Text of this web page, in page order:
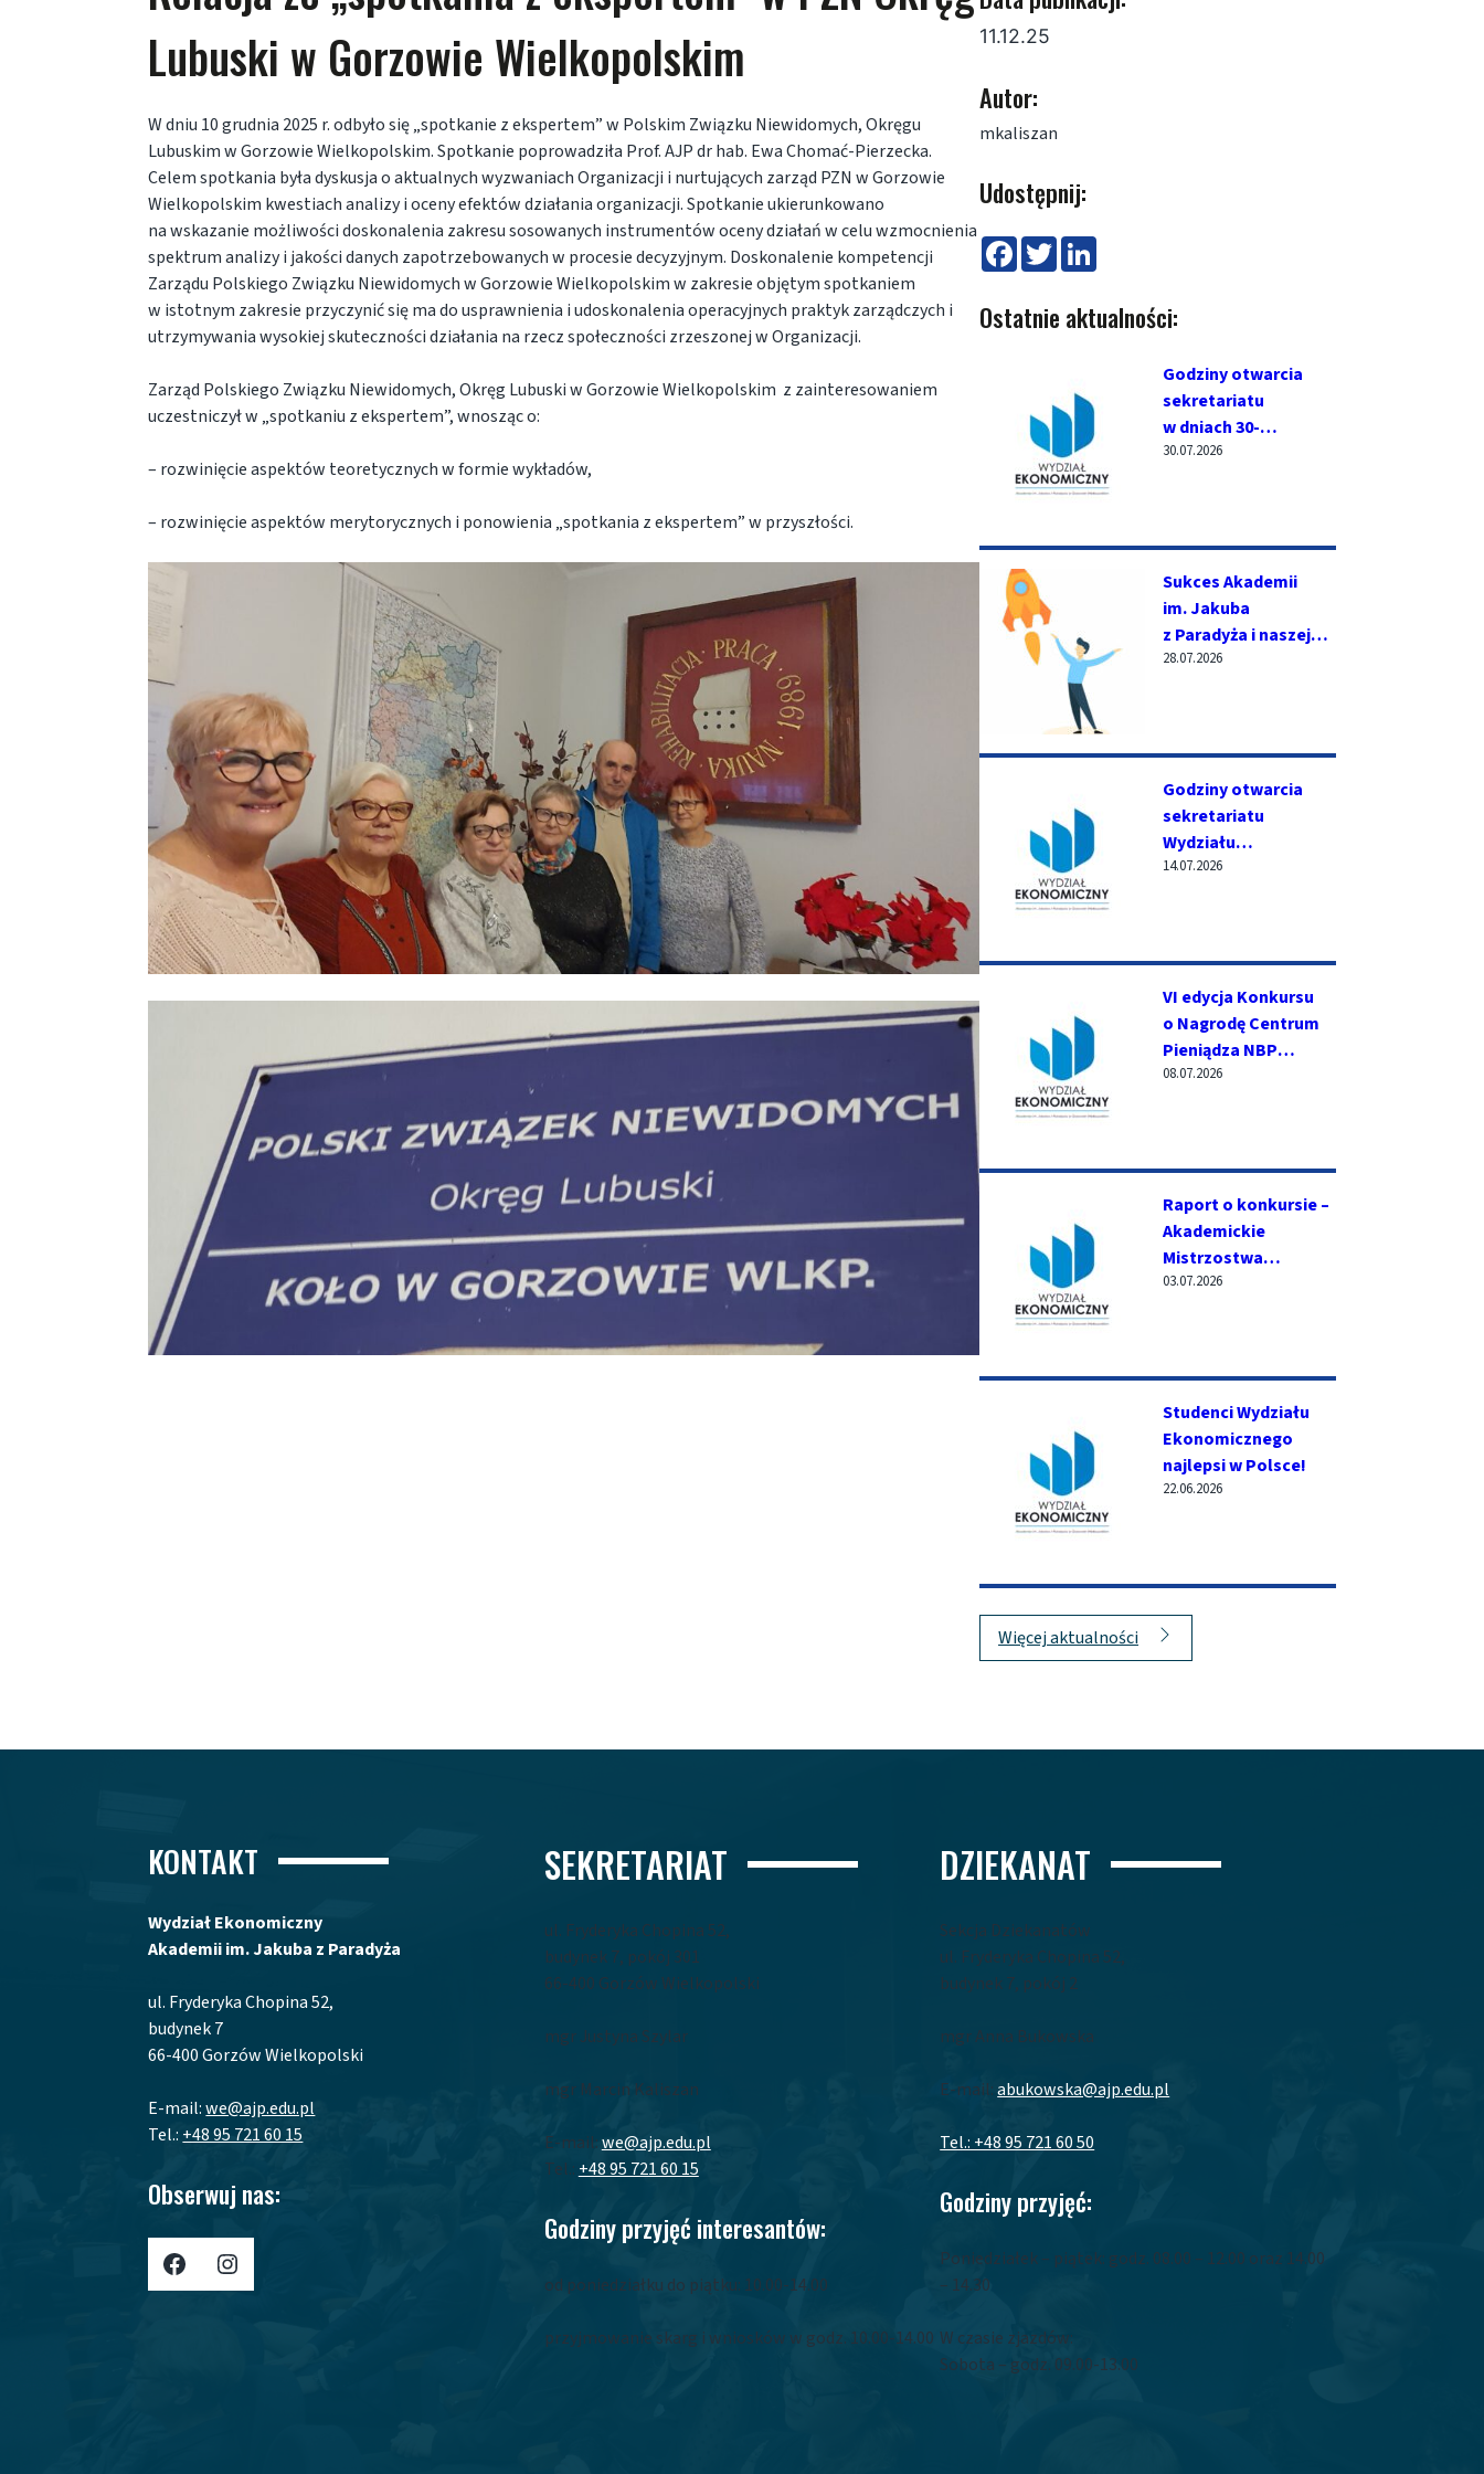
Lubuski w Gorzowie Wielkopolskim
W dniu 10 grudnia 2025 r. odbyło się „spotkanie z ekspertem” w Polskim Związku Niewidomych, Okręgu
Lubuskim w Gorzowie Wielkopolskim. Spotkanie poprowadziła Prof. AJP dr hab. Ewa Chomać-Pierzecka.
Celem spotkania była dyskusja o aktualnych wyzwaniach Organizacji i nurtujących zarząd PZN w Gorzowie
Wielkopolskim kwestiach analizy i oceny efektów działania organizacji. Spotkanie ukierunkowano
na wskazanie możliwości doskonalenia zakresu sosowanych instrumentów oceny działań w celu wzmocnienia
spektrum analizy i jakości danych zapotrzebowanych w procesie decyzyjnym. Doskonalenie kompetencji
Zarządu Polskiego Związku Niewidomych w Gorzowie Wielkopolskim w zakresie objętym spotkaniem
w istotnym zakresie przyczynić się ma do usprawnienia i udoskonalenia operacyjnych praktyk zarządczych i
utrzymywania wysokiej skuteczności działania na rzecz społeczności zrzeszonej w Organizacji.
Zarząd Polskiego Związku Niewidomych, Okręg Lubuski w Gorzowie Wielkopolskim z zainteresowaniem
uczestniczył w „spotkaniu z ekspertem”, wnosząc o:
– rozwinięcie aspektów teoretycznych w formie wykładów,
– rozwinięcie aspektów merytorycznych i ponowienia „spotkania z ekspertem” w przyszłości.
11.12.25
Autor:
mkaliszan
Udostępnij:
F
a
b
o
T
w
t
e
e
d
Ostatnie aktualności:
Godziny otwarcia
sekretariatu
w dniach 30-
31.07.2026 r.
30.07.2026
Sukces Akademii
im. Jakuba
z Paradyża i naszej
studentki w XVIII
28.07.2026
Godziny otwarcia
sekretariatu
Wydziału
Ekonomicznego
14.07.2026
VI edycja Konkursu
o Nagrodę Centrum
Pieniądza NBP
za najlepszą pracę
08.07.2026
Raport o konkursie –
Akademickie
Mistrzostwa
Menedżerskie
03.07.2026
Studenci Wydziału
Ekonomicznego
najlepsi w Polsce!
22.06.2026
Więcej aktualności
KONTAKT
Wydział Ekonomiczny
Akademii im. Jakuba z Paradyża
ul. Fryderyka Chopina 52,
budynek 7
66-400 Gorzów Wielkopolski
E-mail:we@ajp.edu.pl
Tel.: +48 95 721 60 15
Obserwuj nas:
Profil AJP w Portalu Facebook Profil AJP w portalu Instagram
SEKRETARIAT
ul. Fryderyka Chopina 52,
budynek 7, pokój 301
66-400 Gorzów Wielkopolski
mgr Justyna Szylar
mgr Marcin Kaliszan
E-mail:we@ajp.edu.pl
Tel.: +48 95 721 60 15
Godziny przyjęć interesantów:
od poniedziałku do piątku: 10.00-14.00
przyjmowanie skarg i wniosków w godz. 10.00-14.00
DZIEKANAT
Sekcja Dziekanatów
ul. Fryderyka Chopina 52,
budynek 7, pokój 2
mgr Anna Bukowska
E-mail:abukowska@ajp.edu.pl
Tel.: +48 95 721 60 50
Godziny przyjęć:
Poniedziałek – piątek: godz. 08.00 – 12.00 oraz 14.00
– 14.30
W czasie zjazdów:
Sobota – godz. 09.00-13.00